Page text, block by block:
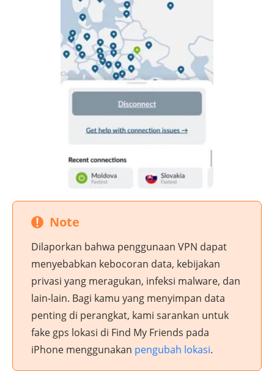
Note
Dilaporkan bahwa penggunaan VPN dapat
menyebabkan kebocoran data, kebijakan
privasi yang meragukan, infeksi malware, dan
lain-lain. Bagi kamu yang menyimpan data
penting di perangkat, kami sarankan untuk
fake gps lokasi di Find My Friends pada
iPhone menggunakan pengubah lokasi.